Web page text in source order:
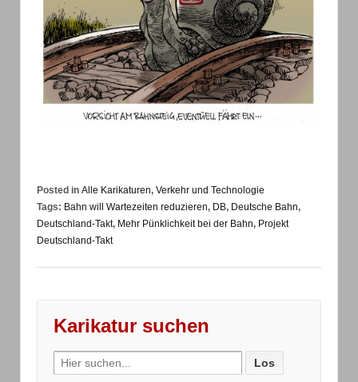
Posted in Alle Karikaturen, Verkehr und Technologie
Tags: Bahn will Wartezeiten reduzieren, DB, Deutsche Bahn,
Deutschland-Takt, Mehr Pünklichkeit bei der Bahn, Projekt
Deutschland-Takt
Karikatur suchen
Search
for: